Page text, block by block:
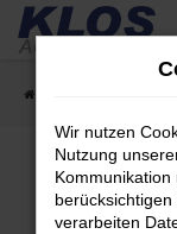
Zum
springen
Fehler:
Wir nutzen
Nutzung
verarbeiten